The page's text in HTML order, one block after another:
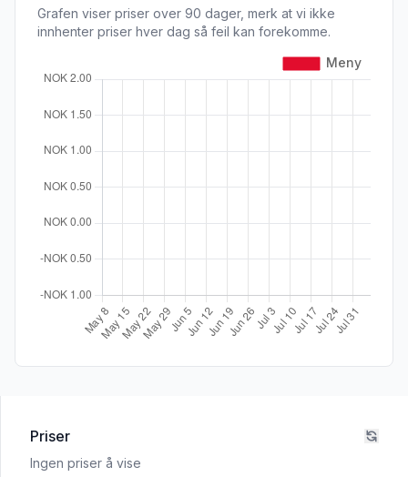
Grafen viser priser over 90 dager, merk at vi ikke
innhenter priser hver dag så feil kan forekomme.
Priser
Ingen priser å vise